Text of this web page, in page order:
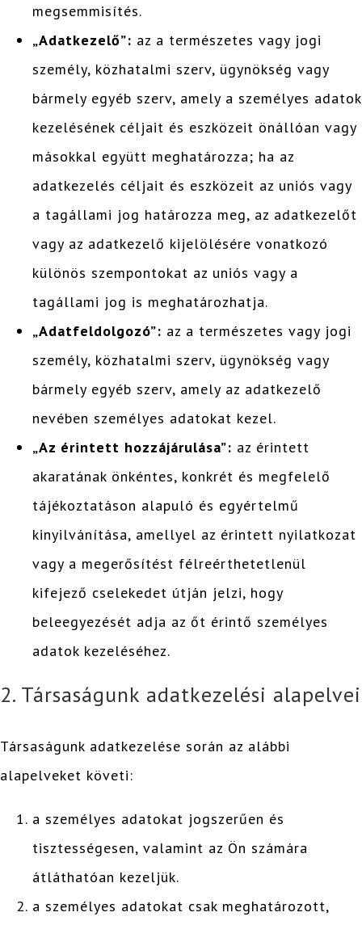
megsemmisítés.
„Adatkezelő”: az a természetes vagy jogi
személy, közhatalmi szerv, ügynökség vagy
bármely egyéb szerv, amely a személyes adatok
kezelésének céljait és eszközeit önállóan vagy
másokkal együtt meghatározza; ha az
adatkezelés céljait és eszközeit az uniós vagy
a tagállami jog határozza meg, az adatkezelőt
vagy az adatkezelő kijelölésére vonatkozó
különös szempontokat az uniós vagy a
tagállami jog is meghatározhatja.
„Adatfeldolgozó”: az a természetes vagy jogi
személy, közhatalmi szerv, ügynökség vagy
bármely egyéb szerv, amely az adatkezelő
nevében személyes adatokat kezel.
„Az érintett hozzájárulása”: az érintett
akaratának önkéntes, konkrét és megfelelő
tájékoztatáson alapuló és egyértelmű
kinyilvánítása, amellyel az érintett nyilatkozat
vagy a megerősítést félreérthetetlenül
kifejező cselekedet útján jelzi, hogy
beleegyezését adja az őt érintő személyes
adatok kezeléséhez.
2. Társaságunk adatkezelési alapelvei
Társaságunk adatkezelése során az alábbi
alapelveket követi:
a személyes adatokat jogszerűen és
tisztességesen, valamint az Ön számára
átláthatóan kezeljük.
a személyes adatokat csak meghatározott,